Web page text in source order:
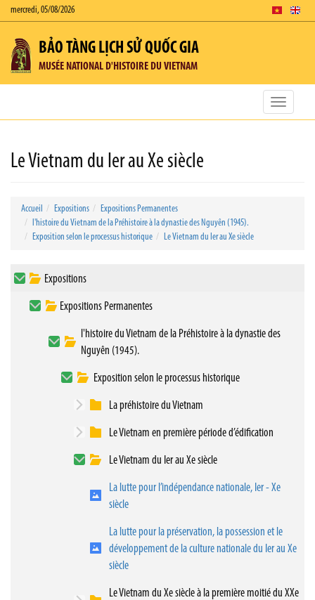
mercredi, 05/08/2026
BẢO TÀNG LỊCH SỬ QUỐC GIA
MUSÉE NATIONAL D'HISTOIRE DU VIETNAM
Toggle
Le Vietnam du Ier au Xe siècle
Accueil Expositions
Expositions Permanentes
l'histoire du Vietnam de la Préhistoire à la dynastie des Nguyên (1945).
Exposition selon le processus historique
Le Vietnam du Ier au Xe siècle
Expositions
Expositions Permanentes
l'histoire du Vietnam de la Préhistoire à la dynastie des
Nguyên (1945).
Exposition selon le processus historique
La préhistoire du Vietnam
Le Vietnam en première période d’édification
Le Vietnam du Ier au Xe siècle
La lutte pour l’indépendance nationale, Ier - Xe
siècle
La lutte pour la préservation, la possession et le
développement de la culture nationale du Ier au Xe
siècle
Le Vietnam du Xe siècle à la première moitié du XXe